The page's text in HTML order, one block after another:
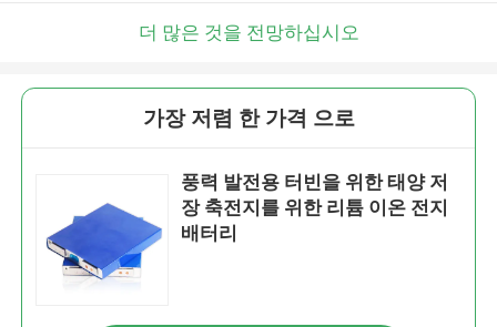
더 많은 것을 전망하십시오
가장 저렴 한 가격 으로
풍력 발전용 터빈을 위한 태양 저
장 축전지를 위한 리튬 이온 전지
배터리